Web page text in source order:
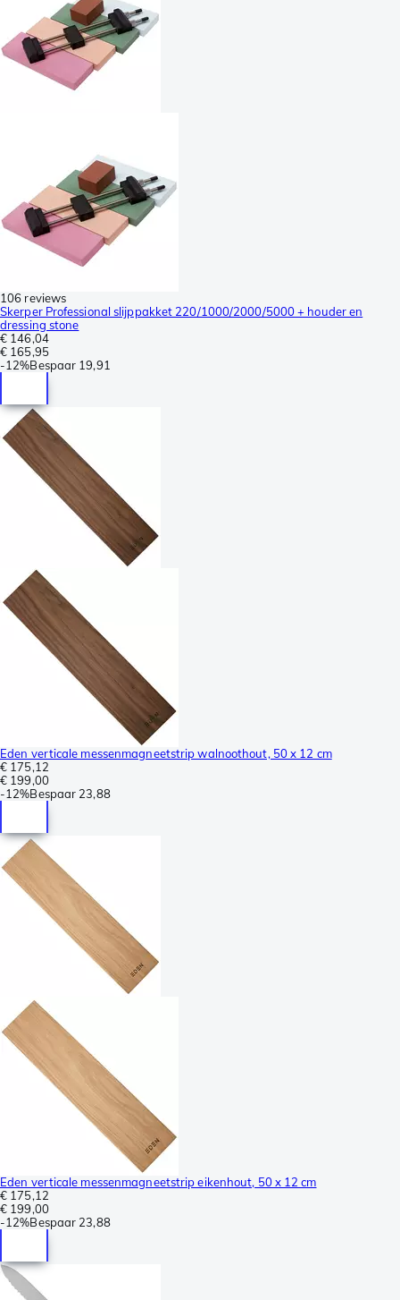
106 reviews
Skerper Professional slijppakket 220/1000/2000/5000 + houder en
dressing stone
€ 146,04
€ 165,95
-12%Bespaar 19,91
Eden verticale messenmagneetstrip walnoothout, 50 x 12 cm
€ 175,12
€ 199,00
-12%Bespaar 23,88
Eden verticale messenmagneetstrip eikenhout, 50 x 12 cm
€ 175,12
€ 199,00
-12%Bespaar 23,88